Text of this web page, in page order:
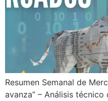
Resumen Semanal de
avanza” – Análisis técnico